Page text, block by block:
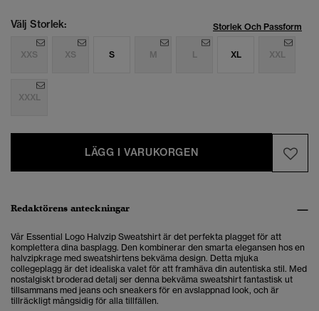
Välj Storlek: Storlek Och Passform
XXS XS S M L XL XXL
XXXL
LÄGG I VARUKORGEN
Redaktörens anteckningar
Vår Essential Logo Halvzip Sweatshirt är det perfekta plagget för att
komplettera dina basplagg. Den kombinerar den smarta elegansen hos en
halvzipkrage med sweatshirtens bekväma design. Detta mjuka
collegeplagg är det idealiska valet för att framhäva din autentiska stil. Med
nostalgiskt broderad detalj ser denna bekväma sweatshirt fantastisk ut
tillsammans med jeans och sneakers för en avslappnad look, och är
tillräckligt mångsidig för alla tillfällen.